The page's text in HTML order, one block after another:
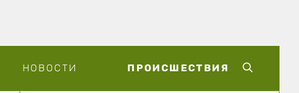
НОВОСТИ ПРОИСШЕСТВИЯ